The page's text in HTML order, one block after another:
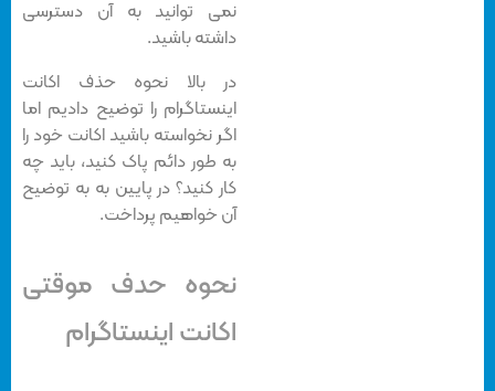
نمی توانید به آن دسترسی
داشته باشید.
در بالا نحوه حذف اکانت
اینستاگرام را توضیح دادیم اما
اگر نخواسته باشید اکانت خود را
به طور دائم پاک کنید، باید چه
کار کنید؟ در پایین به به توضیح
آن خواهیم پرداخت.
نحوه حدف موقتی
اکانت اینستاگرام